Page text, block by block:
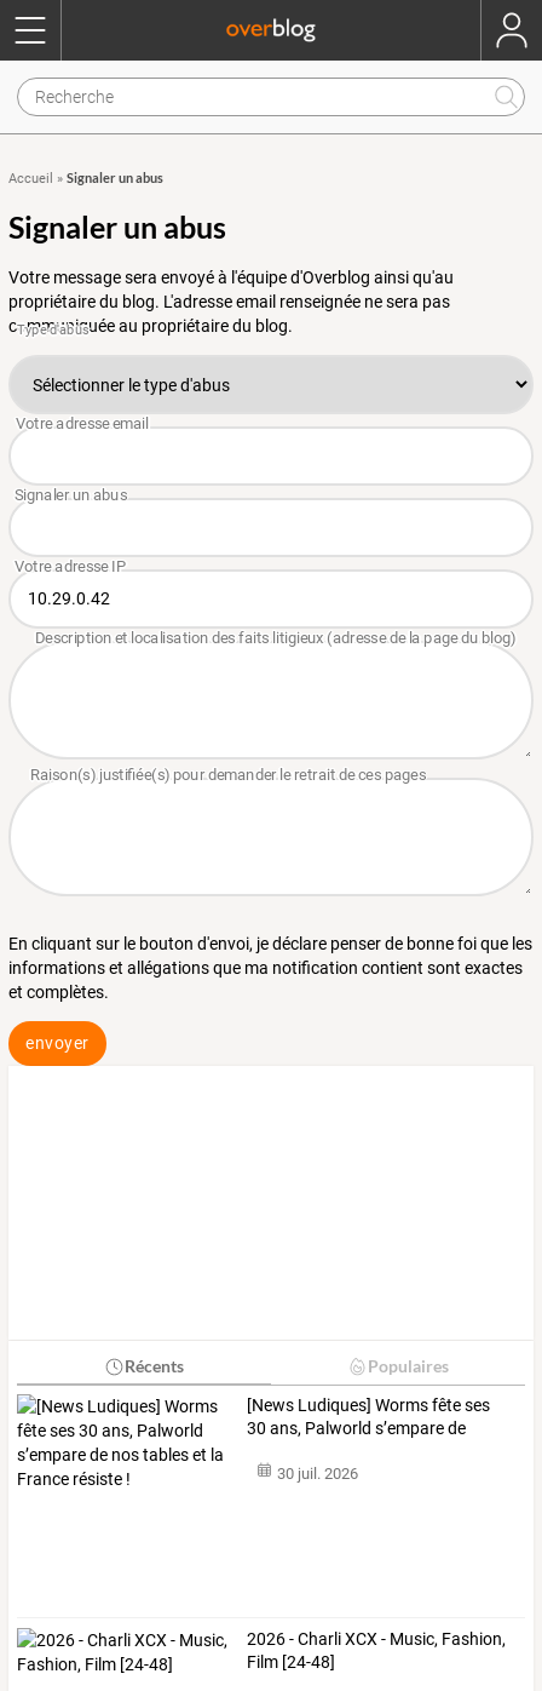
Accueil » Signaler un abus
Signaler un abus
Votre message sera envoyé à l'équipe d'Overblog ainsi qu'au
propriétaire du blog. L'adresse email renseignée ne sera pas
communiquée au propriétaire du blog.
En cliquant sur le bouton d'envoi, je déclare penser de bonne foi que les
informations et allégations que ma notification contient sont exactes
et complètes.
envoyer
Récents Populaires
[News Ludiques] Wormsfêteses
30 ans, Palworld s’emparede
30 juil. 2026
2026 - Charli XCX - Music, Fashion,
Film [24-48]